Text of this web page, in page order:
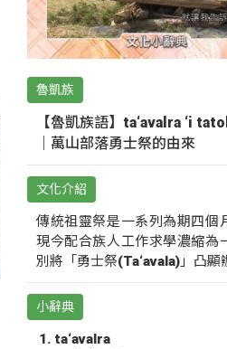
魯凱族
【魯凱族語】ta‘avalra ‘i
｜萬山部落勇士祭的由來
文化介紹
傳統祖靈祭是一系列為期四個
現今配合族人工作求學濃縮為
別將「勇士祭(Ta‘avala)」凸顯
小辭典
ta‘avalra